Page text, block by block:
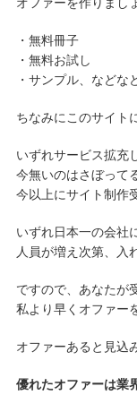
・無料冊子
・無料お試し
・サンプル、などな
ちなみにこのサイト
いずれサービス拡充
今無いのはさぼって
今以上にサイト制作
いずれ日本一の会社
人員が増え次第、入
ですので、あなたが
私より早くオファー
オファーあると見込
優れたオファーは業